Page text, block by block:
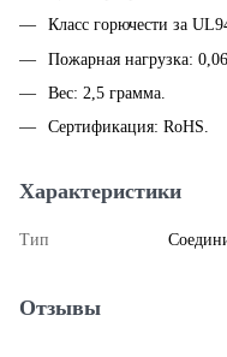
Класс горючести за
Пожарная нагрузка:
Вес: 2,5 грамма.
Сертификация: RoHS.
Характеристики
Тип
Отзывы